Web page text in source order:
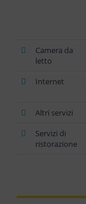
Camera da
letto
Internet
Altri servizi
Servizi di
ristorazione